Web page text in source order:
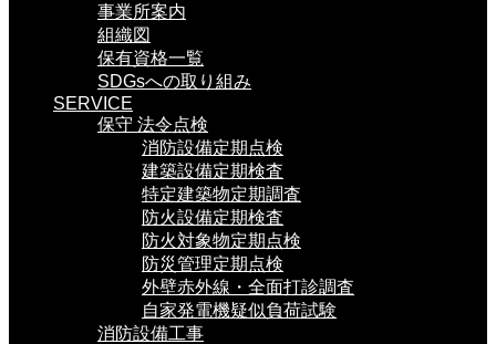
事業所案内
組織図
保有資格一覧
SDGsへの取り組み
SERVICE
保守 法令点検
消防設備定期点検
建築設備定期検査
特定建築物定期調査
防火設備定期検査
防火対象物定期点検
防災管理定期点検
外壁赤外線・全面打診調査
自家発電機疑似負荷試験
消防設備工事